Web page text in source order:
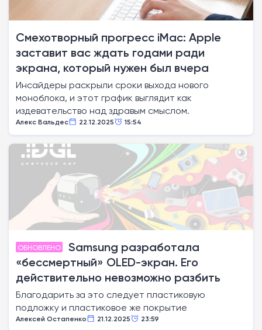
Смехотворный прогресс iMac: Apple
заставит вас ждать годами ради
экрана, который нужен был вчера
Инсайдеры раскрыли сроки выхода нового
моноблока, и этот график выглядит как
издевательство над здравым смыслом.
Алекс Вальдес 22.12.2025 15:54
ОБНОВЛЕНО
Samsung разработала
«бессмертный» OLED-экран. Его
действительно невозможно разбить
Благодарить за это следует пластиковую
подложку и пластиковое же покрытие
Алексей Остапенко 21.12.2025 23:59